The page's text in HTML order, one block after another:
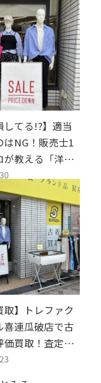
エリア完全版】
してる!?】適当
はNG！販売士1
が教える「洋服
のかしこい選び
取】トレファク
喜連瓜破店で古
価買取！査定の
込み方法を徹